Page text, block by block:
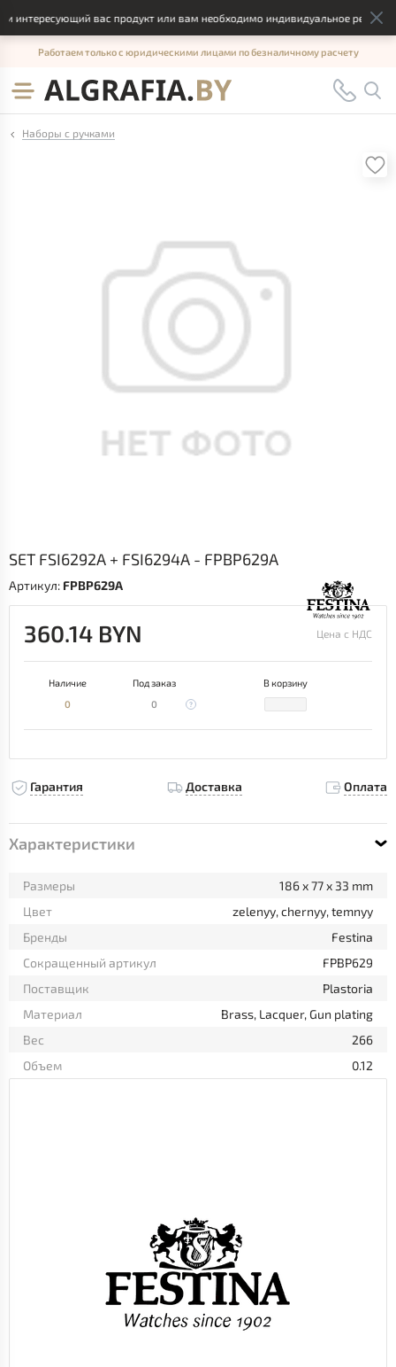
вас продукт или вам необходимо индивидуальное
Работаем только с юридическими лицами по безналичному расчету
Наборы с ручками
SET FSI6292A + FSI6294A - FPBP629A
Артикул: FPBP629A
360.14 BYN Цена с НДС
Наличие Под заказ
В корзину
0
0
Гарантия Доставка Оплата
Характеристики
Размеры
186 x 77 x 33 mm
Цвет
zelenyy, chernyy, temnyy
Бренды
Festina
Сокращенный артикул
FPBP629
Поставщик
Plastoria
Материал
Brass, Lacquer, Gun plating
Вес
266
Объем
0.12